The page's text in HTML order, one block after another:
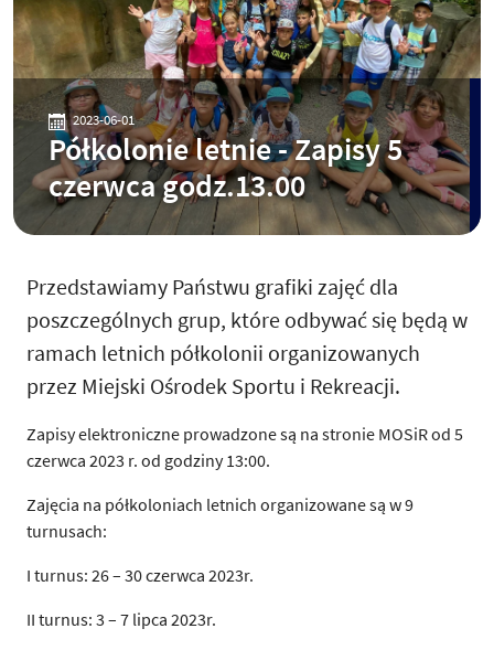
2023-06-01
Półkolonie letnie - Zapisy 5
czerwca godz.13.00
Przedstawiamy Państwu grafiki zajęć dla
poszczególnych grup, które odbywać się będą w
ramach letnich półkolonii organizowanych
przez Miejski Ośrodek Sportu i Rekreacji.
Zapisy elektroniczne prowadzone są na stronie MOSiR od 5
czerwca 2023 r. od godziny 13:00.
Zajęcia na półkoloniach letnich organizowane są w 9
turnusach:
I turnus: 26 – 30 czerwca 2023r.
II turnus: 3 – 7 lipca 2023r.